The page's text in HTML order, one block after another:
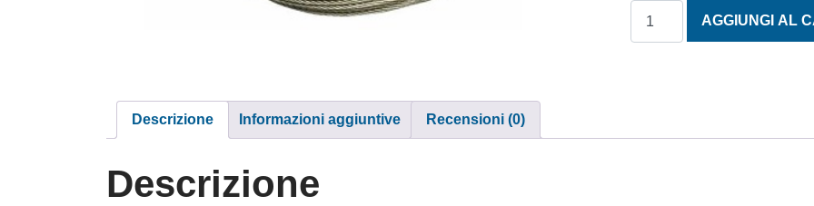
AGGIUNGI AL
Descrizione Informazioni aggiuntive Recensioni (0)
Descrizione